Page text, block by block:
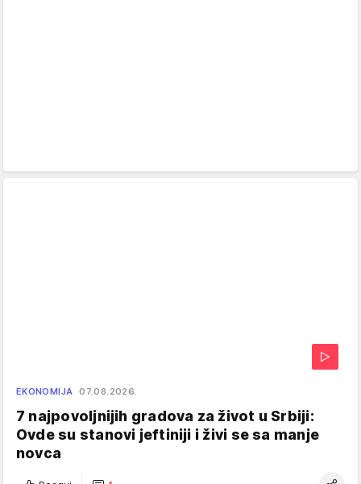
EKONOMIJA 07.08.2026.
7 najpovoljnijih gradova za život u Srbiji:
Ovde su stanovi jeftiniji i živi se sa manje
novca